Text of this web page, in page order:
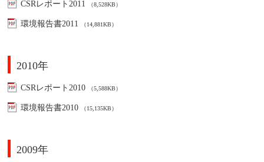
CSRレポート2011 （8,528KB）
環境報告書2011 （14,881KB）
2010年
CSRレポート2010 （5,588KB）
環境報告書2010 （15,135KB）
2009年